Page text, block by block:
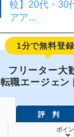
較】20代・30
アア...
1分で無料登録
フリーター大
転職エージェン
評 判
ポイン